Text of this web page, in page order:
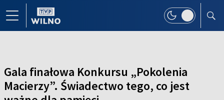
Gala finałowa Konkursu „Pokolenia
Macierzy”. Świadectwo tego, co jest